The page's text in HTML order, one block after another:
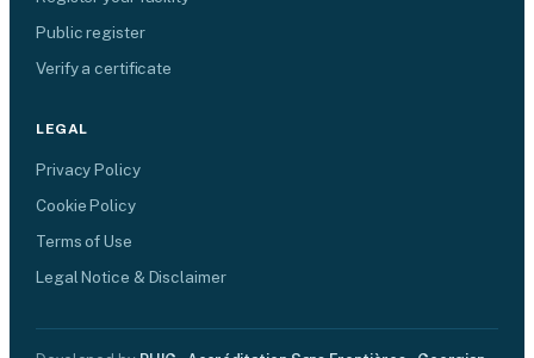
Public register
Verify a certificate
LEGAL
Privacy Policy
Cookie Policy
Terms of Use
Legal Notice & Disclaimer